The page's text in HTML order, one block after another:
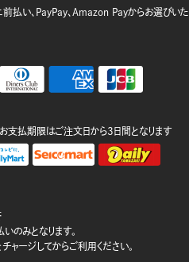
前払い、PayPay、Amazon Payからお選びいた
支払期限はご注文日から3日間となります
のみとなります。
ャージしてからご利用ください。